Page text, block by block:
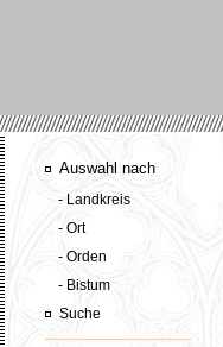
Auswahl nach
- Landkreis
- Ort
- Orden
- Bistum
Suche